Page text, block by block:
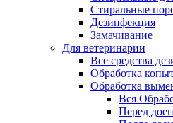
Стиральные
Дезинфекция
Замачивание
Для ветеринарии
Все средства
Обработка
Обработка
Вся
Перед